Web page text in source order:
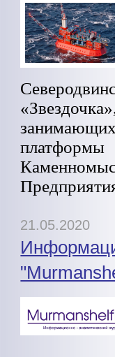
21.05.2020